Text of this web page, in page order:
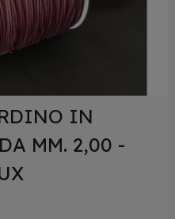
IN
MM. 2,00 -